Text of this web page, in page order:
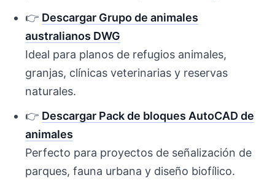
👉 Descargar Grupo de animales
australianos DWG
Ideal para planos de refugios animales,
granjas, clínicas veterinarias y reservas
naturales.
👉 Descargar Pack de bloques AutoCAD de
animales
Perfecto para proyectos de señalización de
parques, fauna urbana y diseño biofílico.